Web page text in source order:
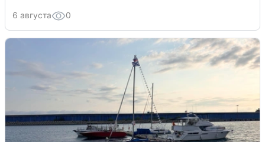
6 августа 0